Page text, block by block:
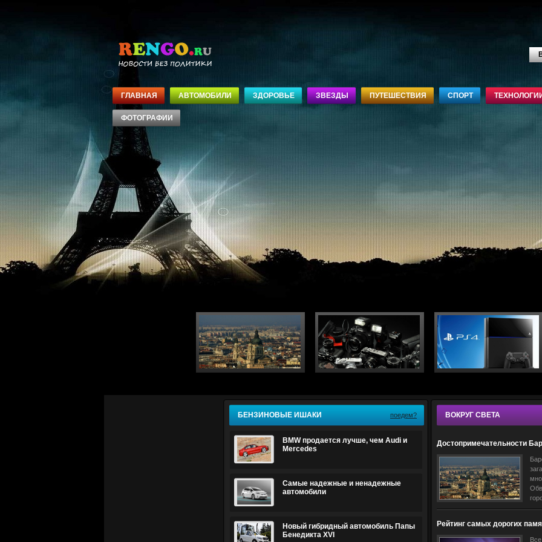
ГЛАВНАЯ АВТОМОБИЛИ ЗДОРОВЬЕ ЗВЕЗДЫ ПУТЕШЕСТВИЯ СПОРТ
ФОТОГРАФИИ
БЕНЗИНОВЫЕ ИШАКИ поедем?
BMW продается лучше, чем Audi и
Mercedes
Самые надежные и ненадежные
автомобили
Новый гибридный автомобиль Папы
Бенедикта XVI
ВОКРУГ СВЕТА
Достопримечательности
Рейтинг самых дорогих